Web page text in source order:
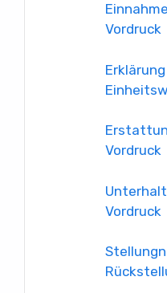
Vordruck
Vordruck
Vordruck